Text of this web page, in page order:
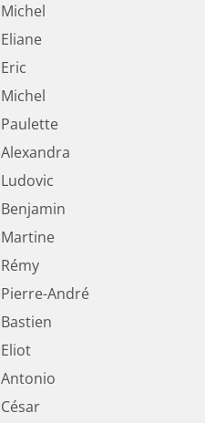
Michel
Eliane
Eric
Michel
Paulette
Alexandra
Ludovic
Benjamin
Martine
Rémy
Pierre-André
Bastien
Eliot
Antonio
César